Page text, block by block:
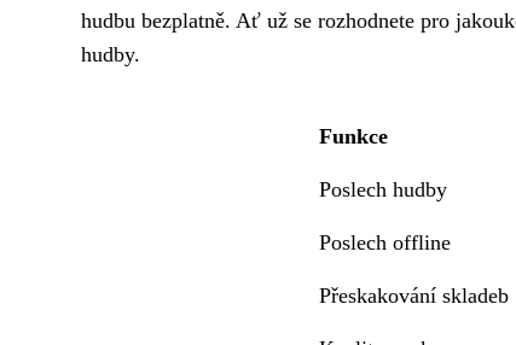
hudbu bezplatně. Ať už se rozhodnete pro
hudby.
Funkce
Poslech hudby
Poslech offline
Přeskakování skladeb